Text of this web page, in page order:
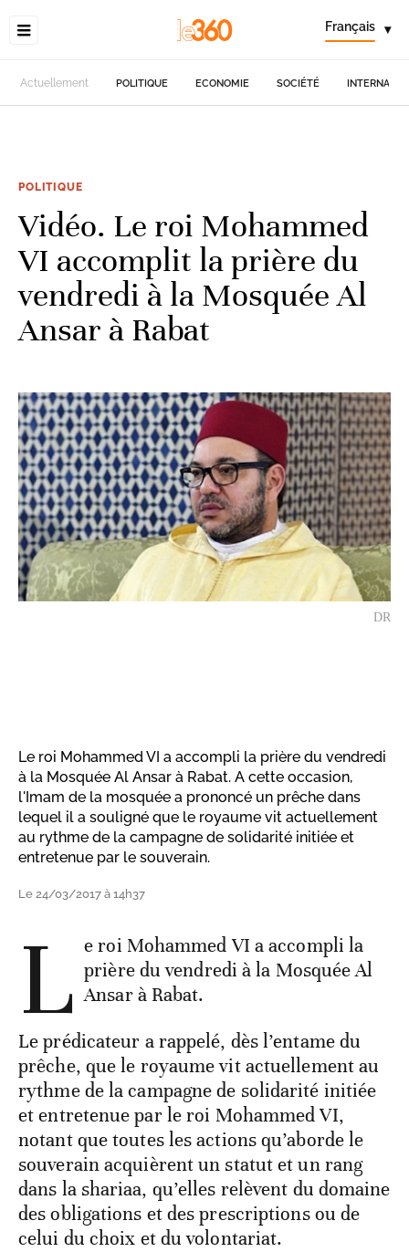
Français ▾
Actuellement POLITIQUE ECONOMIE SOCIÉTÉ
POLITIQUE
Vidéo. Le roi Mohammed
VI accomplit la prière du
vendredi à la Mosquée Al
Ansar à Rabat
DR
Le roi Mohammed VI a accompli la prière du vendredi
à la Mosquée Al Ansar à Rabat. A cette occasion,
l'Imam de la mosquée a prononcé un prêche dans
lequel il a souligné que le royaume vit actuellement
au rythme de la campagne de solidarité initiée et
entretenue par le souverain.
Le 24/03/2017 à 14h37
L e roi Mohammed VI a accompli la
prière du vendredi à la Mosquée Al
Ansar à Rabat.
Le prédicateur a rappelé, dès l’entame du
prêche, que le royaume vit actuellement au
rythme de la campagne de solidarité initiée
et entretenue par le roi Mohammed VI,
notant que toutes les actions qu’aborde le
souverain acquièrent un statut et un rang
dans la shariaa, qu’elles relèvent du domaine
des obligations et des prescriptions ou de
celui du choix et du volontariat.